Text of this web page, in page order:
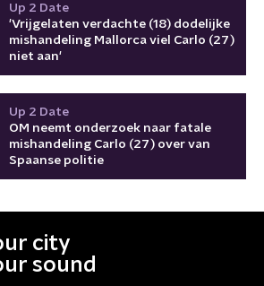
Up 2 Date
'Vrijgelaten verdachte (18) dodelijke
mishandeling Mallorca viel Carlo (27)
niet aan'
Up 2 Date
OM neemt onderzoek naar fatale
mishandeling Carlo (27) over van
Spaanse politie
city
sound